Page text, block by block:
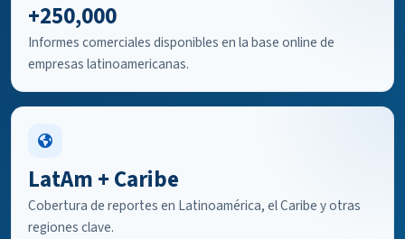
+250,000
Informes comerciales disponibles en la base online de
empresas latinoamericanas.
LatAm + Caribe
Cobertura de reportes en Latinoamérica, el Caribe y otras
regiones clave.